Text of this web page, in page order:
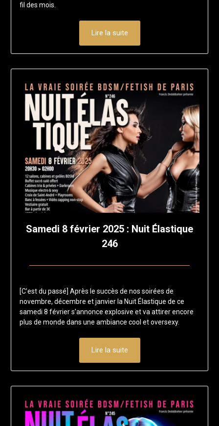
fil des mois.
Lire la suite
Samedi 8 février 2025 : Nuit Élastique
246
11
janvier
2025
loup
[C’est du passé] Après le succès de nos soirées de
novembre, décembre et janvier la Nuit Élastique de ce
samedi 8 février s’annonce explosive et va attirer encore
plus de monde dans une ambiance cool et oversexy.
Lire la suite